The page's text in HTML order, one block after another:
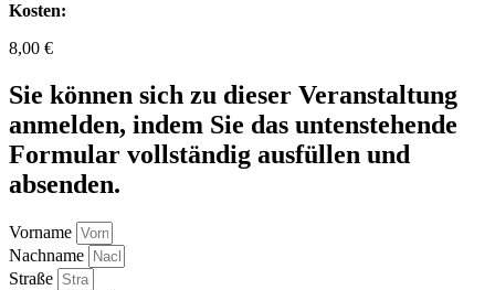
Kosten:
8,00 €
Sie können sich zu dieser Veranstaltung
anmelden, indem Sie das untenstehende
Formular vollständig ausfüllen und
absenden.
Vorname
Nachname
Straße